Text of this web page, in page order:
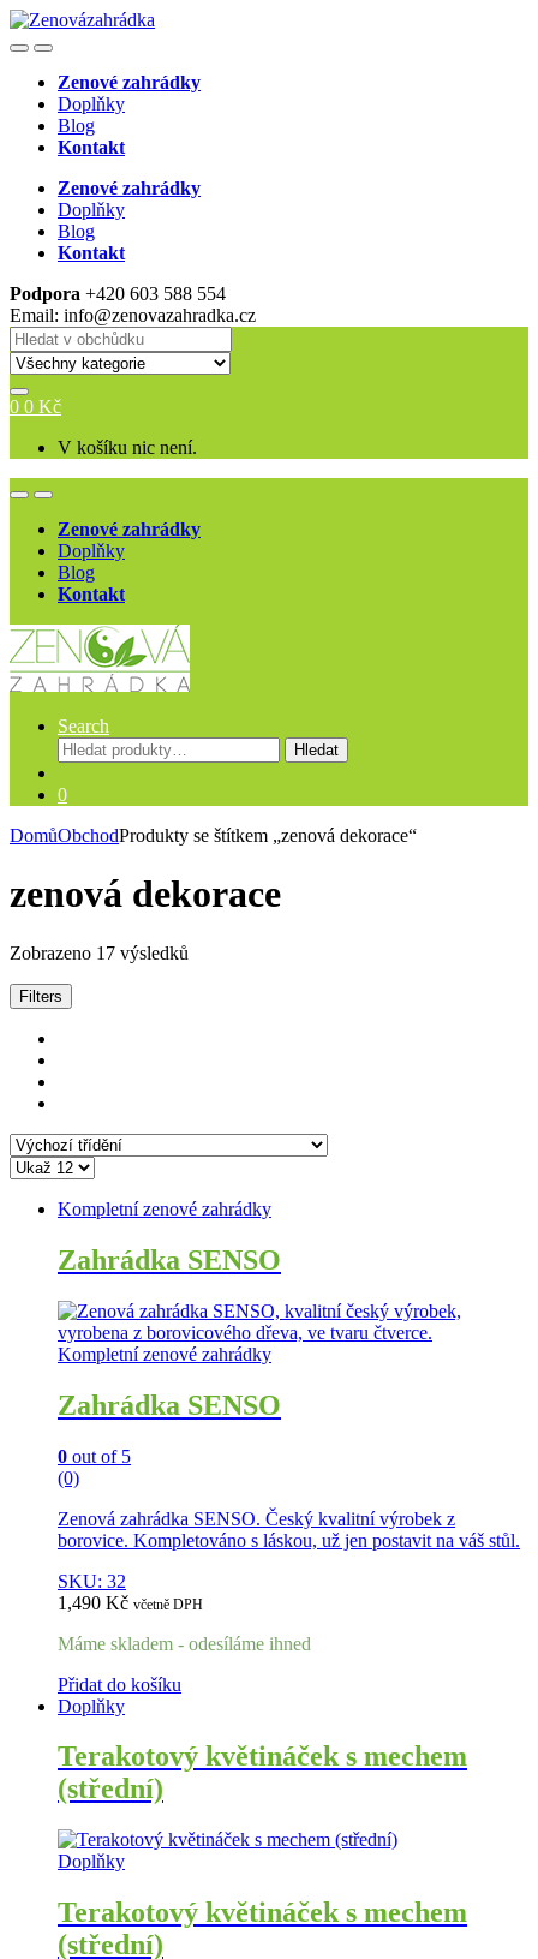
Skip
to
Skip
to
OpenClose
Zenové zahrádky
Doplňky
Blog
Kontakt
Zenové zahrádky
Doplňky
Blog
Kontakt
Podpora +420 603 588 554
Email: info@zenovazahradka.cz
Search
for:
0 0 Kč
V košíku nic není.
OpenClose
Zenové zahrádky
Doplňky
Blog
Kontakt
Search
Hledat:
Hledat
0
DomůObchodProdukty se štítkem „zenová dekorace“
zenová dekorace
Zobrazeno 17 výsledků
Filters
Kompletní zenové zahrádky
Zahrádka SENSO
Kompletní zenové zahrádky
Zahrádka SENSO
0 out of 5
(0)
Zenová zahrádka SENSO. Český kvalitní výrobek z
borovice. Kompletováno s láskou, už jen postavit na váš stůl.
SKU: 32
1,490 Kč včetně DPH
Máme skladem - odesíláme ihned
Přidat do košíku
Doplňky
Terakotový květináček s mechem
(střední)
Doplňky
Terakotový květináček s mechem
(střední)